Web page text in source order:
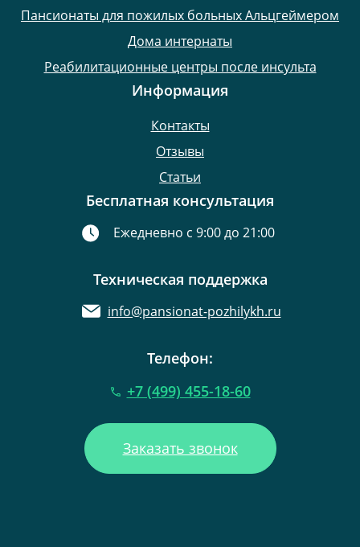
Пансионаты для пожилых больных Альцгеймером
Дома интернаты
Реабилитационные центры после инсульта
Информация
Контакты
Отзывы
Статьи
Бесплатная консультация
Ежедневно с 9:00 до 21:00
Техническая поддержка
info@pansionat-pozhilykh.ru
Телефон:
+7 (499) 455-18-60
Заказать звонок